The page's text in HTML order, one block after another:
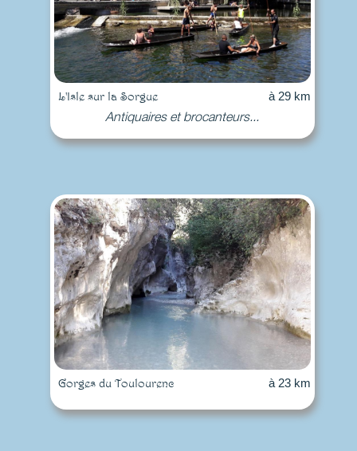
L'Isle sur la Sorgue à 29 km
Antiquaires et brocanteurs...
Gorges du Toulourenc à 23 km